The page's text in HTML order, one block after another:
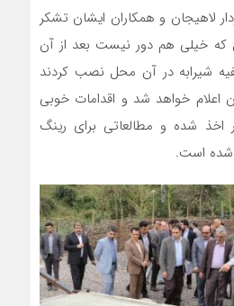
لاهیجان و همکاران ایشان تشکر
که خیلی هم دور نیست بعد از آن
شیرابه در آن محل نصب کردند
اعلام خواهد شد و اقدامات خوبی
شده و مطالعاتی برای رینگ
شده است.